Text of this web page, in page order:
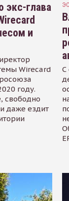
глава
и
Wirecard
году.
свободно
даже ездит
С